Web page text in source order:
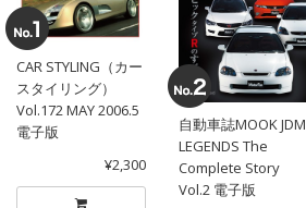
CAR STYLING（カー
スタイリング）
Vol.172 MAY 2006.5
電子版
¥2,300
自動車誌MOOK JDM
LEGENDS The
Complete Story
Vol.2 電子版